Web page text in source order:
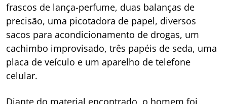
frascos de lança-perfume, duas balanças de
precisão, uma picotadora de papel, diversos
sacos para acondicionamento de drogas, um
cachimbo improvisado, três papéis de seda, uma
placa de veículo e um aparelho de telefone
celular.
Diante do material encontrado, o homem foi